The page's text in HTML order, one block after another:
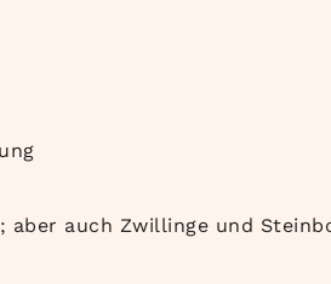
aber auch Zwillinge und